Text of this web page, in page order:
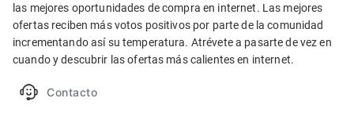
las mejores oportunidades de compra en internet. Las mejores
ofertas reciben más votos positivos por parte de la comunidad
incrementando así su temperatura. Atrévete a pasarte de vez en
cuando y descubrir las ofertas más calientes en internet.
Contacto